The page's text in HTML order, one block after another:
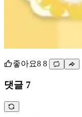
좋아요8 8
댓글 7